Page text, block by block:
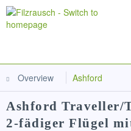
Overview Ashford
Ashford Traveller/
2-fädiger Flügel